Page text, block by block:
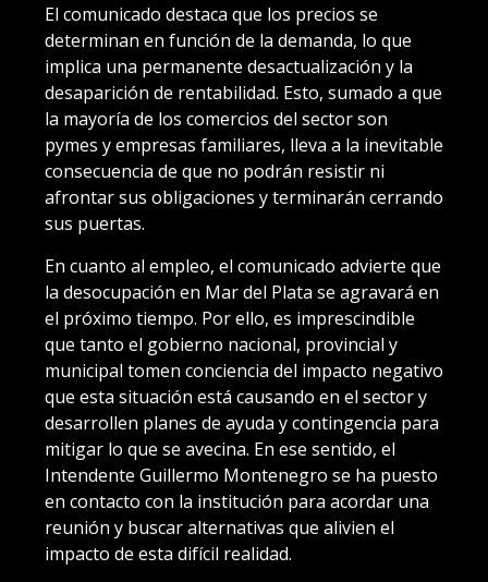
El comunicado destaca que los precios se
determinan en función de la demanda, lo que
implica una permanente desactualización y la
desaparición de rentabilidad. Esto, sumado a que
la mayoría de los comercios del sector son
pymes y empresas familiares, lleva a la inevitable
consecuencia de que no podrán resistir ni
afrontar sus obligaciones y terminarán cerrando
sus puertas.
En cuanto al empleo, el comunicado advierte que
la desocupación en Mar del Plata se agravará en
el próximo tiempo. Por ello, es imprescindible
que tanto el gobierno nacional, provincial y
municipal tomen conciencia del impacto negativo
que esta situación está causando en el sector y
desarrollen planes de ayuda y contingencia para
mitigar lo que se avecina. En ese sentido, el
Intendente Guillermo Montenegro se ha puesto
en contacto con la institución para acordar una
reunión y buscar alternativas que alivien el
impacto de esta difícil realidad.